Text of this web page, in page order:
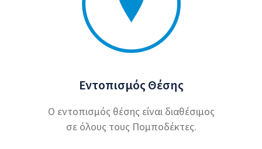
Εντοπισμός Θέσης
Ο εντοπισμός θέσης είναι διαθέσιμος
σε όλους τους Πομποδέκτες.